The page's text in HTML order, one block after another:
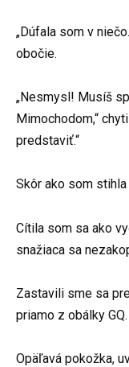
„Dúfala som v
obočie.
„Nesmysl! Musíš
Mimochodom,“
predstaviť.“
Skôr ako som
Cítila som sa ako
snažiaca sa
Zastavili sme sa
priamo z obálky GQ.
Opäľavá pokožka,